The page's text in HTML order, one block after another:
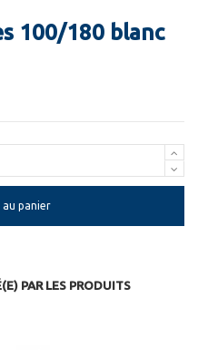
100/180 blanc
panier
PAR LES PRODUITS